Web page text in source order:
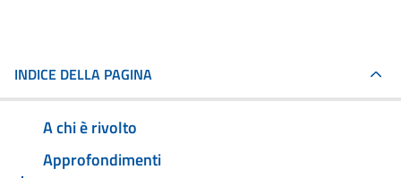
INDICE DELLA PAGINA
A chi è rivolto
Approfondimenti